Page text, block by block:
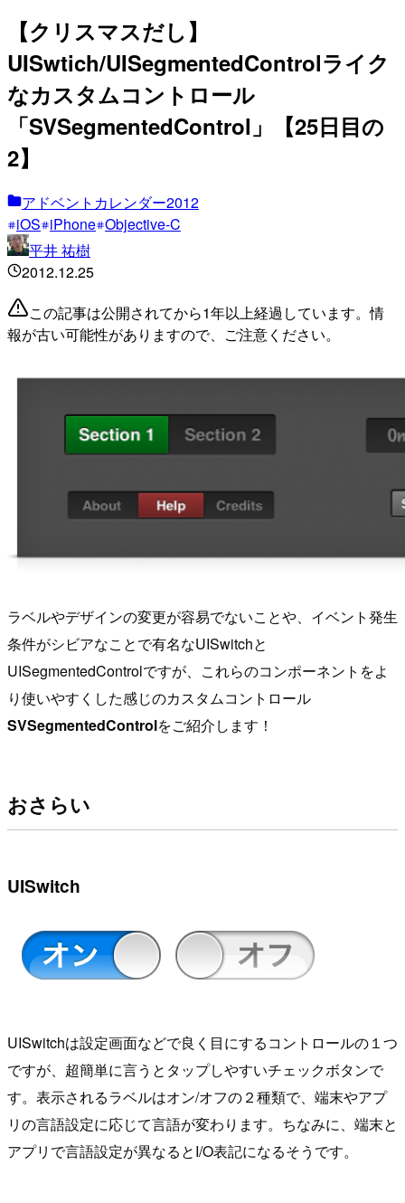
【クリスマスだし】
UISwtich/UISegmentedControlライク
なカスタムコントロール
「SVSegmentedControl」【25日目の
2】
アドベントカレンダー2012
iOS iPhone Objective-C
平井 祐樹
2012.12.25
この記事は公開されてから1年以上経過しています。情
報が古い可能性がありますので、ご注意ください。
ラベルやデザインの変更が容易でないことや、イベント発生
条件がシビアなことで有名なUISwitchと
UISegmentedControlですが、これらのコンポーネントをよ
り使いやすくした感じのカスタムコントロール
SVSegmentedControlをご紹介します！
おさらい
UISwitch
UISwitchは設定画面などで良く目にするコントロールの１つ
ですが、超簡単に言うとタップしやすいチェックボタンで
す。表示されるラベルはオン/オフの２種類で、端末やアプ
リの言語設定に応じて言語が変わります。ちなみに、端末と
アプリで言語設定が異なるとI/O表記になるそうです。